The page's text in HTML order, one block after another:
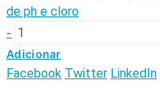
de ph e cloro
-
Adicionar
Facebook Twitter LinkedIn